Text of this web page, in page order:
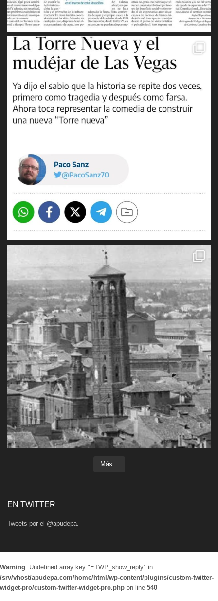
Más...
EN TWITTER
Tweets por el @apudepa.
Warning: Undefined array key "ETWP_show_reply" in
/srv/vhost/apudepa.com/home/html/wp-content/plugins/custom-twitter-
widget-pro/custom-twitter-widget-pro.php on line 540